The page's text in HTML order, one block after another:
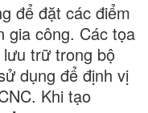
để đặt các điểm
gia công. Các tọa
trữ trong bộ
dụng để định vị
Khi tạo